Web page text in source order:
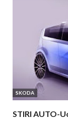
SKODA
STIRI AUTO-